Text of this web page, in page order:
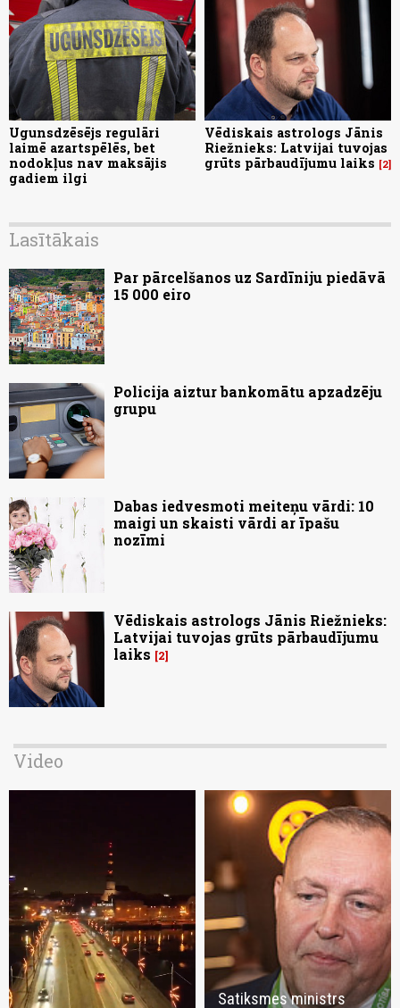
Ugunsdzēsējs regulāri
laimē azartspēlēs, bet
nodokļus nav maksājis
gadiem ilgi
Vēdiskais astrologs Jānis
Riežnieks: Latvijai tuvojas
grūts pārbaudījumu laiks
2
Lasītākais
Par pārcelšanos uz Sardīniju piedāvā
15 000 eiro
Policija aiztur bankomātu apzadzēju
grupu
Dabas iedvesmoti meiteņu vārdi: 10
maigi un skaisti vārdi ar īpašu
nozīmi
Vēdiskais astrologs Jānis Riežnieks:
Latvijai tuvojas grūts pārbaudījumu
laiks
2
Video
Satiksmes ministrs